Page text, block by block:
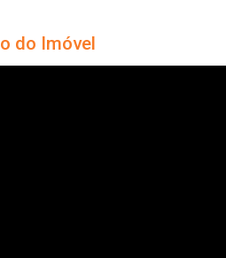
do Imóvel